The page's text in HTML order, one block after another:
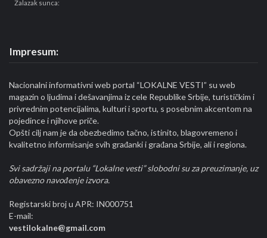
Zalazak sunca:
Impresum:
Nacionalni informativni web portal “LOKALNE VESTI” su web
magazin o ljudima i dešavanjima iz cele Republike Srbije, turističkim i
privrednim potencijalima, kulturi i sportu, s posebnim akcentom na
pojedince i njihove priče.
Opšti cilj nam je da obezbedimo tačno, istinito, blagovremeno i
kvalitetno informisanje svih građanki i građana Srbije, ali i regiona.
Svi sadržaji na portalu “Lokalne vesti” slobodni su za preuzimanje, uz
obavezno navođenje izvora.
Registarski broj u APR: IN000751
E-mail:
vestilokalne@gmail.com